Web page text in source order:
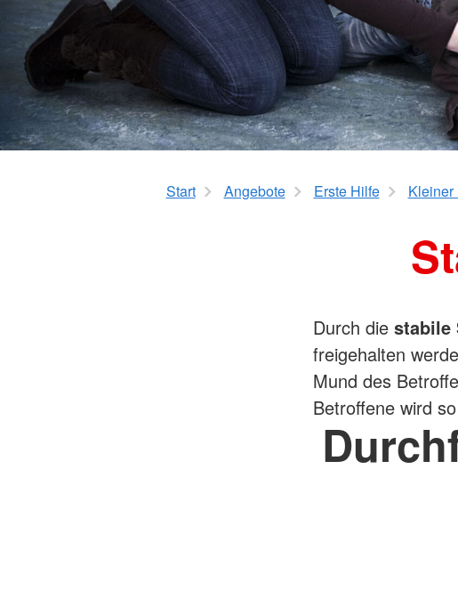
Start Angebote Erste Hilfe Kleiner
Durch die stabile
freigehalten
Mund des
Betroffene wird